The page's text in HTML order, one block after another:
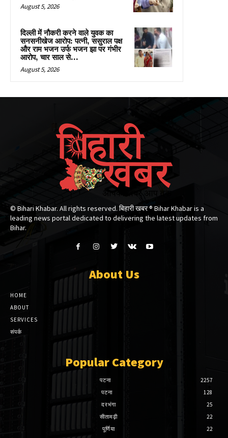
August 5, 2026
दिल्ली में नौकरी करने वाले युवक का
सनसनीखेज आरोप: पत्नी, ससुराल पक्ष
और राम भजन उर्फ भजन झा पर गंभीर
आरोप, चार साल से...
August 5, 2026
© Bihari Khabar. All rights reserved. बिहारी खबर ®​ Bihar Khabar is a
leading news portal dedicated to delivering the latest updates from
Bihar.
About Us
HOME
ABOUT
SERVICES
संपर्क
Popular Category
पटना
2257
पटना
128
दरभंगा
25
सीतामढ़ी
22
पूर्णिया
22